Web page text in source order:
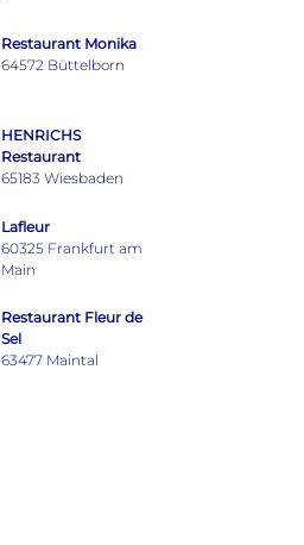
Restaurant Monika
64572 Büttelborn
HENRICHS
Restaurant
65183 Wiesbaden
Lafleur
60325 Frankfurt am
Main
Restaurant Fleur de
Sel
63477 Maintal